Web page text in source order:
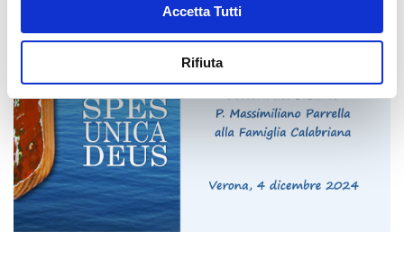
Accetta Tutti
Rifiuta